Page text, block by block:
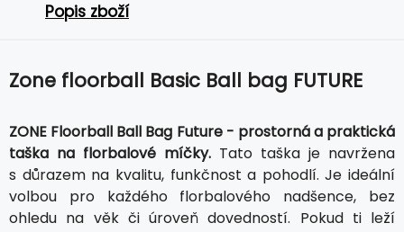
Popis zboží
Zone floorball Basic Ball bag FUTURE
ZONE Floorball Ball Bag Future - prostorná a praktická
taška na florbalové míčky. Tato taška je navržena
s důrazem na kvalitu, funkčnost a pohodlí. Je ideální
volbou pro každého florbalového nadšence, bez
ohledu na věk či úroveň dovedností. Pokud ti leží